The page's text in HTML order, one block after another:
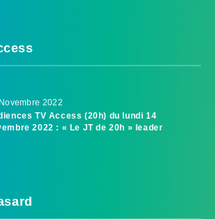
2022
TV Access (20h) du lundi 14
2022 : « Le JT de 20h » leader